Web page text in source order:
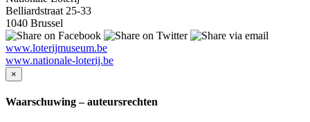
Belliardstraat 25-33
1040 Brussel
www.loterijmuseum.be
www.nationale-loterij.be
×
Waarschuwing – auteursrechten